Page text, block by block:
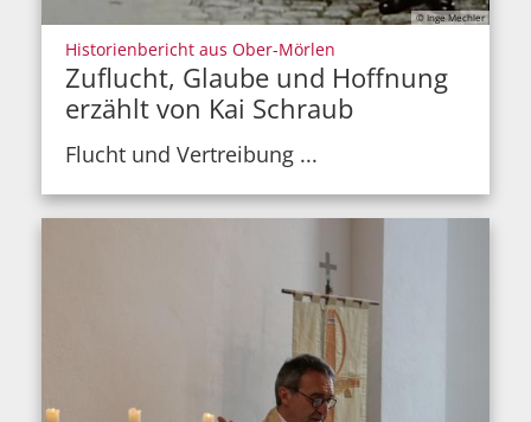
© Inge Mechler
Historienbericht aus Ober-Mörlen
Zuflucht, Glaube und Hoffnung
erzählt von Kai Schraub
Flucht und Vertreibung ...